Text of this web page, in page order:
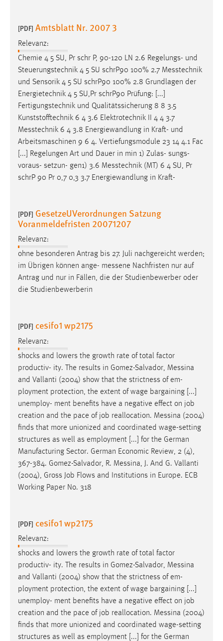
[PDF] Amtsblatt Nr. 2007 3
Relevanz:
Chemie 4 5 SU, Pr schr P, 90-120 LN 2.6 Regelungs- und
Steuerungstechnik 4 5 SU schrP90 100% 2.7 Messtechnik
und Sensorik 4 5 SU schrP90 100% 2.8 Grundlagen der
Energietechnik 4 5 SU,Pr schrP90 Prüfung: [...]
Fertigungstechnik und Qualitätssicherung 8 8 3.5
Kunststofftechnik 6 4 3.6 Elektrotechnik II 4 4 3.7
Messtechnik 6 4 3.8 Energiewandlung in Kraft- und
Arbeitsmaschinen 9 6 4. Vertiefungsmodule 23 14 4.1 Fac
[...] Regelungen Art und Dauer in min 1) Zulas- sungs-
voraus- setzun- gen1) 3.6 Messtechnik (MT) 6 4 SU, Pr
schrP 90 Pr 0,7 0,3 3.7 Energiewandlung in Kraft-
[PDF] GesetzeUVerordnungen Satzung
Voranmeldefristen 20071207
Relevanz:
ohne besonderen Antrag bis 27. Juli nachgereicht werden;
im Übrigen können ange- messene Nachfristen nur auf
Antrag und nur in Fällen, die der Studienbewerber oder
die Studienbewerberin
[PDF] cesifo1 wp2175
Relevanz:
shocks and lowers the growth rate of total factor
productiv- ity. The results in Gomez-Salvador, Messina
and Vallanti (2004) show that the strictness of em-
ployment protection, the extent of wage bargaining [...]
unemploy- ment benefits have a negative effect on job
creation and the pace of job reallocation. Messina (2004)
finds that more unionized and coordinated wage-setting
structures as well as employment [...] for the German
Manufacturing Sector. German Economic Review, 2 (4),
367-384. Gomez-Salvador, R. Messina, J. And G. Vallanti
(2004), Gross Job Flows and Institutions in Europe. ECB
Working Paper No. 318
[PDF] cesifo1 wp2175
Relevanz:
shocks and lowers the growth rate of total factor
productiv- ity. The results in Gomez-Salvador, Messina
and Vallanti (2004) show that the strictness of em-
ployment protection, the extent of wage bargaining [...]
unemploy- ment benefits have a negative effect on job
creation and the pace of job reallocation. Messina (2004)
finds that more unionized and coordinated wage-setting
structures as well as employment [...] for the German